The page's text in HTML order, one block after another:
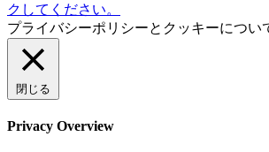
クしてください。
プライバシーポリシーとクッキーについ
閉じる
Privacy Overview